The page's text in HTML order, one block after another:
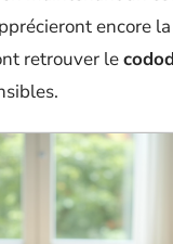
encore
retrouver le